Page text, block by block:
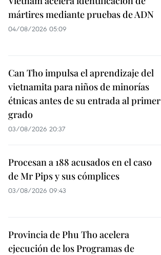
mártires mediante pruebas de ADN
04/08/2026 05:09
Can Tho impulsa el aprendizaje del
vietnamita para niños de minorías
étnicas antes de su entrada al primer
grado
03/08/2026 20:37
Procesan a 188 acusados en el caso
de Mr Pips y sus cómplices
03/08/2026 09:43
Provincia de Phu Tho acelera
ejecución de los Programas de